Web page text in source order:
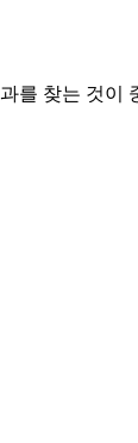
를 찾는 것이